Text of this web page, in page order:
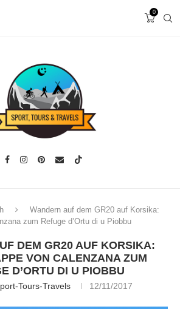
0
Wandern auf dem GR20 auf Korsika:
zum Refuge d’Ortu di u Piobbu
DEM GR20 AUF KORSIKA:
VON CALENZANA ZUM
D’ORTU DI U PIOBBU
Tours-Travels 12/11/2017